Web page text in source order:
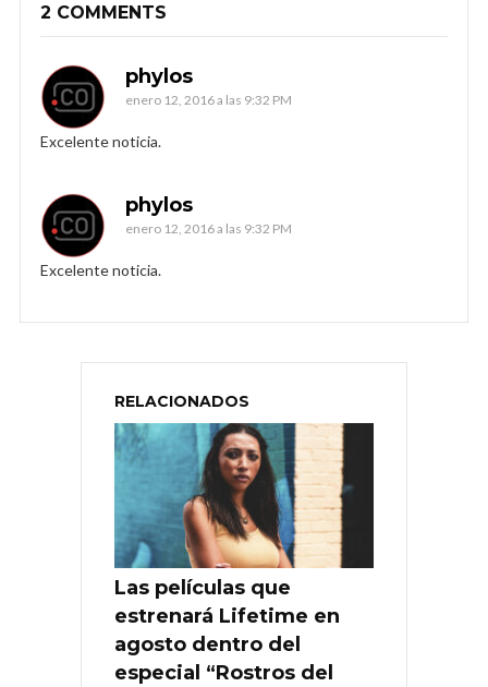
2 COMMENTS
phylos
enero 12, 2016 a las 9:32 PM
Excelente noticia.
phylos
enero 12, 2016 a las 9:32 PM
Excelente noticia.
RELACIONADOS
Las películas que
estrenará Lifetime en
agosto dentro del
especial “Rostros del